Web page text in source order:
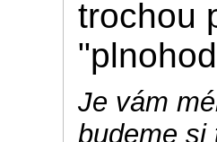
trochou
Je vám
budeme si